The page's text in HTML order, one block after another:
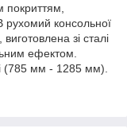
покриттям,
рухомий консольної
зі сталі
ефектом.
(785 мм - 1285 мм).